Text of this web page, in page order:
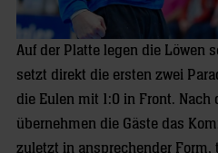
Auf der Platte legen die Löwen
setzt direkt die ersten zwei
die Eulen mit 1:0 in Front. Nach
übernehmen die Gäste das
zuletzt in ansprechender